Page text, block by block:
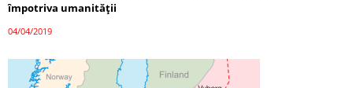
împotriva umanităţii
04/04/2019